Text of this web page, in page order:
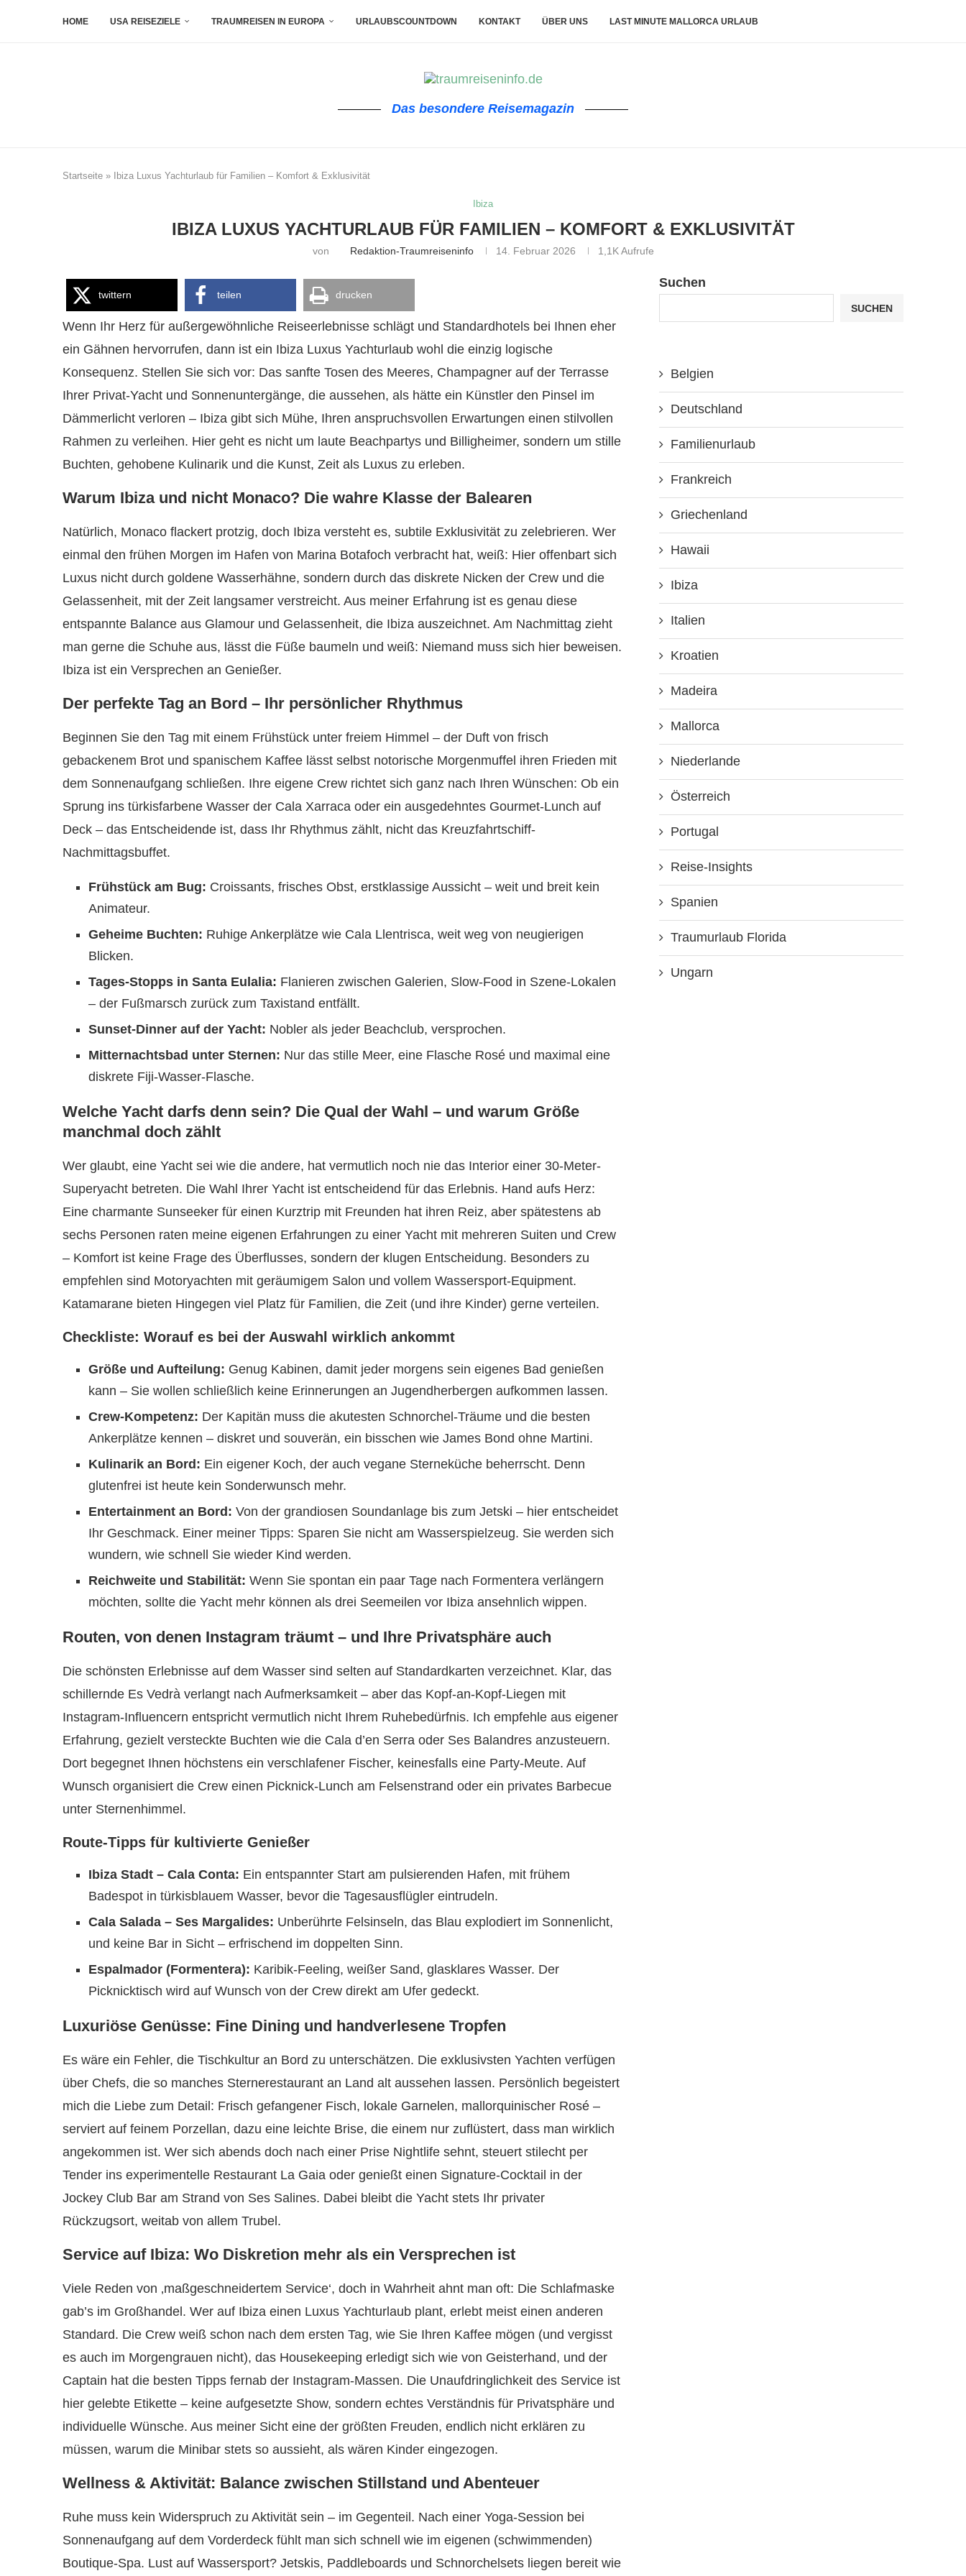
HOME USA REISEZIELE TRAUMREISEN IN EUROPA URLAUBSCOUNTDOWN KONTAKT ÜBER UNS LAST MINUTE MALLORCA URLAUB
Das besondere Reisemagazin
Startseite » Ibiza Luxus Yachturlaub für Familien – Komfort & Exklusivität
Ibiza
IBIZA LUXUS YACHTURLAUB FÜR FAMILIEN – KOMFORT & EXKLUSIVITÄT
von Redaktion-Traumreiseninfo 14. Februar 2026 1,1KAufrufe
twittern teilen drucken
Wenn Ihr Herz für außergewöhnliche Reiseerlebnisse schlägt und Standardhotels bei Ihnen eher
ein Gähnen hervorrufen, dann ist ein Ibiza Luxus Yachturlaub wohl die einzig logische
Konsequenz. Stellen Sie sich vor: Das sanfte Tosen des Meeres, Champagner auf der Terrasse
Ihrer Privat-Yacht und Sonnenuntergänge, die aussehen, als hätte ein Künstler den Pinsel im
Dämmerlicht verloren – Ibiza gibt sich Mühe, Ihren anspruchsvollen Erwartungen einen stilvollen
Rahmen zu verleihen. Hier geht es nicht um laute Beachpartys und Billigheimer, sondern um stille
Buchten, gehobene Kulinarik und die Kunst, Zeit als Luxus zu erleben.
Warum Ibiza und nicht Monaco? Die wahre Klasse der Balearen
Natürlich, Monaco flackert protzig, doch Ibiza versteht es, subtile Exklusivität zu zelebrieren. Wer
einmal den frühen Morgen im Hafen von Marina Botafoch verbracht hat, weiß: Hier offenbart sich
Luxus nicht durch goldene Wasserhähne, sondern durch das diskrete Nicken der Crew und die
Gelassenheit, mit der Zeit langsamer verstreicht. Aus meiner Erfahrung ist es genau diese
entspannte Balance aus Glamour und Gelassenheit, die Ibiza auszeichnet. Am Nachmittag zieht
man gerne die Schuhe aus, lässt die Füße baumeln und weiß: Niemand muss sich hier beweisen.
Ibiza ist ein Versprechen an Genießer.
Der perfekte Tag an Bord – Ihr persönlicher Rhythmus
Beginnen Sie den Tag mit einem Frühstück unter freiem Himmel – der Duft von frisch
gebackenem Brot und spanischem Kaffee lässt selbst notorische Morgenmuffel ihren Frieden mit
dem Sonnenaufgang schließen. Ihre eigene Crew richtet sich ganz nach Ihren Wünschen: Ob ein
Sprung ins türkisfarbene Wasser der Cala Xarraca oder ein ausgedehntes Gourmet-Lunch auf
Deck – das Entscheidende ist, dass Ihr Rhythmus zählt, nicht das Kreuzfahrtschiff-
Nachmittagsbuffet.
Frühstück am Bug: Croissants, frisches Obst, erstklassige Aussicht – weit und breit kein
Animateur.
Geheime Buchten: Ruhige Ankerplätze wie Cala Llentrisca, weit weg von neugierigen
Blicken.
Tages-Stopps in Santa Eulalia: Flanieren zwischen Galerien, Slow-Food in Szene-Lokalen
– der Fußmarsch zurück zum Taxistand entfällt.
Sunset-Dinner auf der Yacht: Nobler als jeder Beachclub, versprochen.
Mitternachtsbad unter Sternen: Nur das stille Meer, eine Flasche Rosé und maximal eine
diskrete Fiji-Wasser-Flasche.
Welche Yacht darfs denn sein? Die Qual der Wahl – und warum Größe
manchmal doch zählt
Wer glaubt, eine Yacht sei wie die andere, hat vermutlich noch nie das Interior einer 30-Meter-
Superyacht betreten. Die Wahl Ihrer Yacht ist entscheidend für das Erlebnis. Hand aufs Herz:
Eine charmante Sunseeker für einen Kurztrip mit Freunden hat ihren Reiz, aber spätestens ab
sechs Personen raten meine eigenen Erfahrungen zu einer Yacht mit mehreren Suiten und Crew
– Komfort ist keine Frage des Überflusses, sondern der klugen Entscheidung. Besonders zu
empfehlen sind Motoryachten mit geräumigem Salon und vollem Wassersport-Equipment.
Katamarane bieten Hingegen viel Platz für Familien, die Zeit (und ihre Kinder) gerne verteilen.
Checkliste: Worauf es bei der Auswahl wirklich ankommt
Größe und Aufteilung: Genug Kabinen, damit jeder morgens sein eigenes Bad genießen
kann – Sie wollen schließlich keine Erinnerungen an Jugendherbergen aufkommen lassen.
Crew-Kompetenz: Der Kapitän muss die akutesten Schnorchel-Träume und die besten
Ankerplätze kennen – diskret und souverän, ein bisschen wie James Bond ohne Martini.
Kulinarik an Bord: Ein eigener Koch, der auch vegane Sterneküche beherrscht. Denn
glutenfrei ist heute kein Sonderwunsch mehr.
Entertainment an Bord: Von der grandiosen Soundanlage bis zum Jetski – hier entscheidet
Ihr Geschmack. Einer meiner Tipps: Sparen Sie nicht am Wasserspielzeug. Sie werden sich
wundern, wie schnell Sie wieder Kind werden.
Reichweite und Stabilität: Wenn Sie spontan ein paar Tage nach Formentera verlängern
möchten, sollte die Yacht mehr können als drei Seemeilen vor Ibiza ansehnlich wippen.
Routen, von denen Instagram träumt – und Ihre Privatsphäre auch
Die schönsten Erlebnisse auf dem Wasser sind selten auf Standardkarten verzeichnet. Klar, das
schillernde Es Vedrà verlangt nach Aufmerksamkeit – aber das Kopf-an-Kopf-Liegen mit
Instagram-Influencern entspricht vermutlich nicht Ihrem Ruhebedürfnis. Ich empfehle aus eigener
Erfahrung, gezielt versteckte Buchten wie die Cala d’en Serra oder Ses Balandres anzusteuern.
Dort begegnet Ihnen höchstens ein verschlafener Fischer, keinesfalls eine Party-Meute. Auf
Wunsch organisiert die Crew einen Picknick-Lunch am Felsenstrand oder ein privates Barbecue
unter Sternenhimmel.
Route-Tipps für kultivierte Genießer
Ibiza Stadt – Cala Conta: Ein entspannter Start am pulsierenden Hafen, mit frühem
Badespot in türkisblauem Wasser, bevor die Tagesausflügler eintrudeln.
Cala Salada – Ses Margalides: Unberührte Felsinseln, das Blau explodiert im Sonnenlicht,
und keine Bar in Sicht – erfrischend im doppelten Sinn.
Espalmador (Formentera): Karibik-Feeling, weißer Sand, glasklares Wasser. Der
Picknicktisch wird auf Wunsch von der Crew direkt am Ufer gedeckt.
Luxuriöse Genüsse: Fine Dining und handverlesene Tropfen
Es wäre ein Fehler, die Tischkultur an Bord zu unterschätzen. Die exklusivsten Yachten verfügen
über Chefs, die so manches Sternerestaurant an Land alt aussehen lassen. Persönlich begeistert
mich die Liebe zum Detail: Frisch gefangener Fisch, lokale Garnelen, mallorquinischer Rosé –
serviert auf feinem Porzellan, dazu eine leichte Brise, die einem nur zuflüstert, dass man wirklich
angekommen ist. Wer sich abends doch nach einer Prise Nightlife sehnt, steuert stilecht per
Tender ins experimentelle Restaurant La Gaia oder genießt einen Signature-Cocktail in der
Jockey Club Bar am Strand von Ses Salines. Dabei bleibt die Yacht stets Ihr privater
Rückzugsort, weitab von allem Trubel.
Service auf Ibiza: Wo Diskretion mehr als ein Versprechen ist
Viele Reden von ‚maßgeschneidertem Service‘, doch in Wahrheit ahnt man oft: Die Schlafmaske
gab’s im Großhandel. Wer auf Ibiza einen Luxus Yachturlaub plant, erlebt meist einen anderen
Standard. Die Crew weiß schon nach dem ersten Tag, wie Sie Ihren Kaffee mögen (und vergisst
es auch im Morgengrauen nicht), das Housekeeping erledigt sich wie von Geisterhand, und der
Captain hat die besten Tipps fernab der Instagram-Massen. Die Unaufdringlichkeit des Service ist
hier gelebte Etikette – keine aufgesetzte Show, sondern echtes Verständnis für Privatsphäre und
individuelle Wünsche. Aus meiner Sicht eine der größten Freuden, endlich nicht erklären zu
müssen, warum die Minibar stets so aussieht, als wären Kinder eingezogen.
Wellness & Aktivität: Balance zwischen Stillstand und Abenteuer
Ruhe muss kein Widerspruch zu Aktivität sein – im Gegenteil. Nach einer Yoga-Session bei
Sonnenaufgang auf dem Vorderdeck fühlt man sich schnell wie im eigenen (schwimmenden)
Boutique-Spa. Lust auf Wassersport? Jetskis, Paddleboards und Schnorchelsets liegen bereit wie
Suchen
SUCHEN
Belgien
Deutschland
Familienurlaub
Frankreich
Griechenland
Hawaii
Ibiza
Italien
Kroatien
Madeira
Mallorca
Niederlande
Österreich
Portugal
Reise-Insights
Spanien
Traumurlaub Florida
Ungarn